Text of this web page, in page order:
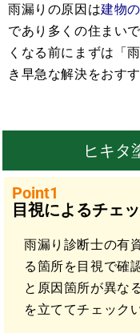
雨漏りの原因は建物
であり多くの住まい
くなる前にまずは「
き早急な解決をおす
ヒキタ
Point1
目視によるチェ
雨漏り診断士の有
る箇所を目視で確
と原因箇所が異な
を立ててチェック